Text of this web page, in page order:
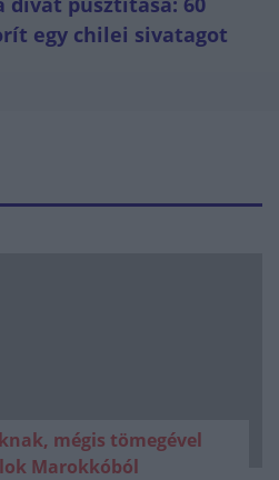
egy chilei sivatagot
mégis tömegével
Marokkóból